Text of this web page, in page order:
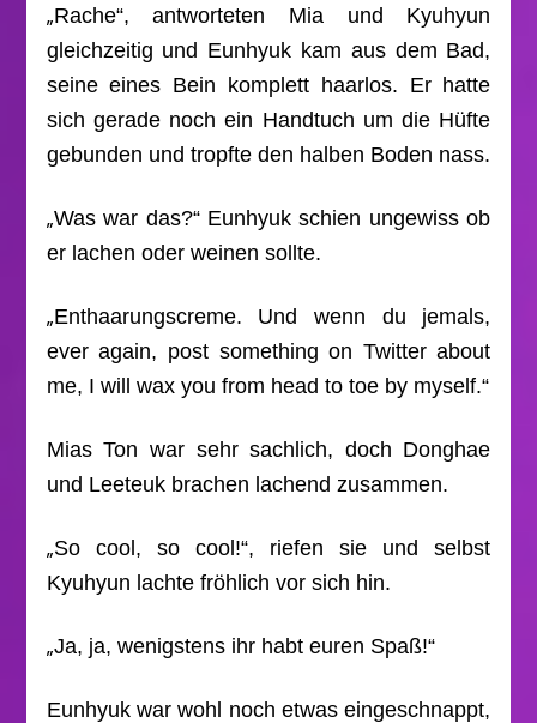
„Rache“, antworteten Mia und Kyuhyun
gleichzeitig und Eunhyuk kam aus dem Bad,
seine eines Bein komplett haarlos. Er hatte
sich gerade noch ein Handtuch um die Hüfte
gebunden und tropfte den halben Boden nass.
„Was war das?“ Eunhyuk schien ungewiss ob
er lachen oder weinen sollte.
„Enthaarungscreme. Und wenn du jemals,
ever again, post something on Twitter about
me, I will wax you from head to toe by myself.“
Mias Ton war sehr sachlich, doch Donghae
und Leeteuk brachen lachend zusammen.
„So cool, so cool!“, riefen sie und selbst
Kyuhyun lachte fröhlich vor sich hin.
„Ja, ja, wenigstens ihr habt euren Spaß!“
Eunhyuk war wohl noch etwas eingeschnappt,